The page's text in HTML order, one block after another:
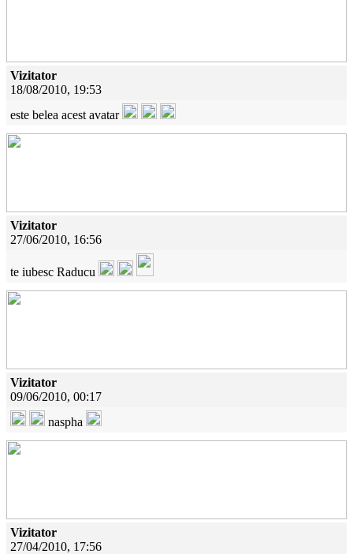
Vizitator
18/08/2010, 19:53
este belea acest avatar
Vizitator
27/06/2010, 16:56
te iubesc Raducu
Vizitator
09/06/2010, 00:17
naspha
Vizitator
27/04/2010, 17:56